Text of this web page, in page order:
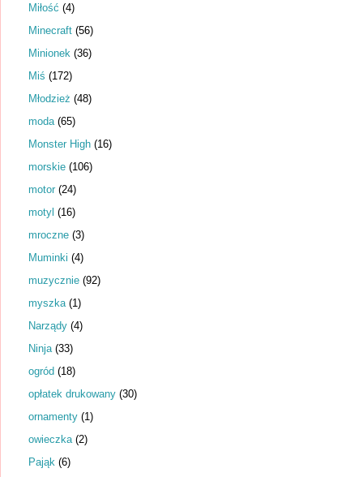
Miłość (4)
Minecraft (56)
Minionek (36)
Miś (172)
Młodzież (48)
moda (65)
Monster High (16)
morskie (106)
motor (24)
motyl (16)
mroczne (3)
Muminki (4)
muzycznie (92)
myszka (1)
Narządy (4)
Ninja (33)
ogród (18)
opłatek drukowany (30)
ornamenty (1)
owieczka (2)
Pająk (6)